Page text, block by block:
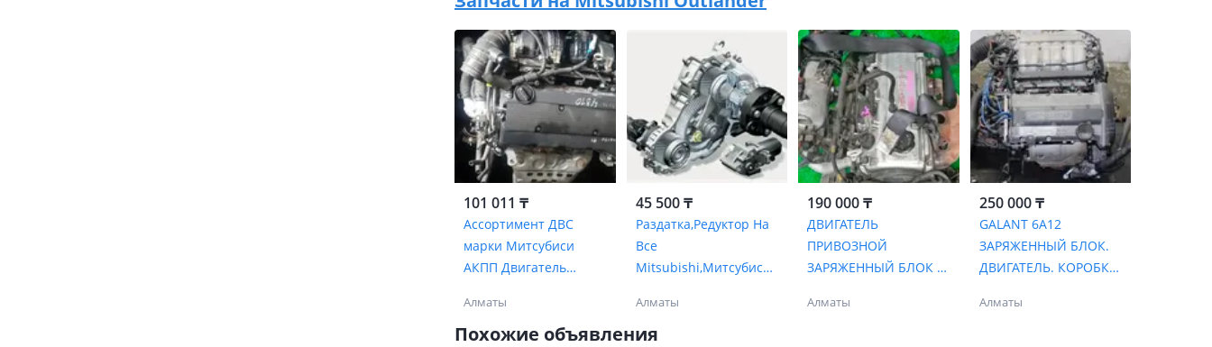
101 011 ₸
Ассортимент ДВС
марки Митсубиси
АКПП Двигатель
Алматы
45 500 ₸
Раздатка,Редуктор На
Все
Mitsubishi,Митсубиси
Алматы
190 000 ₸
ДВИГАТЕЛЬ
ПРИВОЗНОЙ
ЗАРЯЖЕННЫЙ БЛОК С
КОРОБКА НА
Алматы
250 000 ₸
GALANT 6A12
ЗАРЯЖЕННЫЙ БЛОК.
ДВИГАТЕЛЬ. КОРОБКА.
Алматы
Похожие объявления